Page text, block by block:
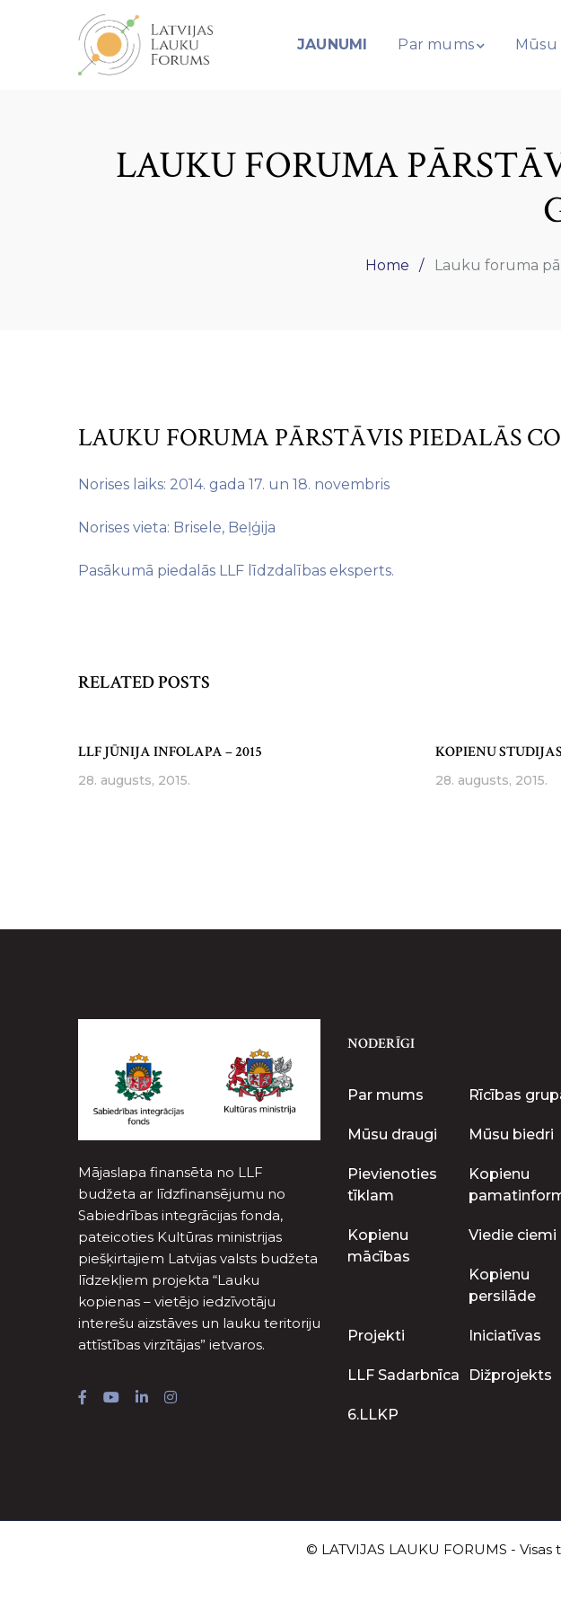
JAUNUMI Par mums
LAUKU FORUMA
Home Lauku foruma
LAUKU FORUMA PĀRSTĀVIS PIEDALĀS
Norises laiks: 2014. gada 17. un 18. novembris
Norises vieta: Brisele, Beļģija
Pasākumā piedalās LLF līdzdalības eksperts.
RELATED POSTS
LLF JŪNIJA INFOLAPA – 2015
28. augusts, 2015.
KOPIENU
28. augusts, 2015.
Mājaslapa finansēta no LLF
budžeta ar līdzfinansējumu no
Sabiedrības integrācijas fonda,
pateicoties Kultūras ministrijas
piešķirtajiem Latvijas valsts budžeta
līdzekļiem projekta “Lauku
kopienas – vietējo iedzīvotāju
interešu aizstāves un lauku teritoriju
attīstības virzītājas” ietvaros.
NODERĪGI
Par mums Rīcības
Mūsu draugi Mūsu biedri
Pievienoties
tīklam
Kopienu
Kopienu
mācības
Viedie ciemi
Kopienu
persilāde
Projekti Iniciatīvas
LLF Sadarbnīca Dižprojekts
6.LLKP
© LATVIJAS LAUKU FORUMS - Visas